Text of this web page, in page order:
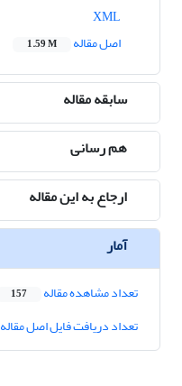
اصل مقاله
1.59 M
سابقه مقاله
هم رسانی
ارجاع به این مقاله
آمار
تعداد مشاهده مقاله 157
تعداد دریافت فایل اصل مقاله